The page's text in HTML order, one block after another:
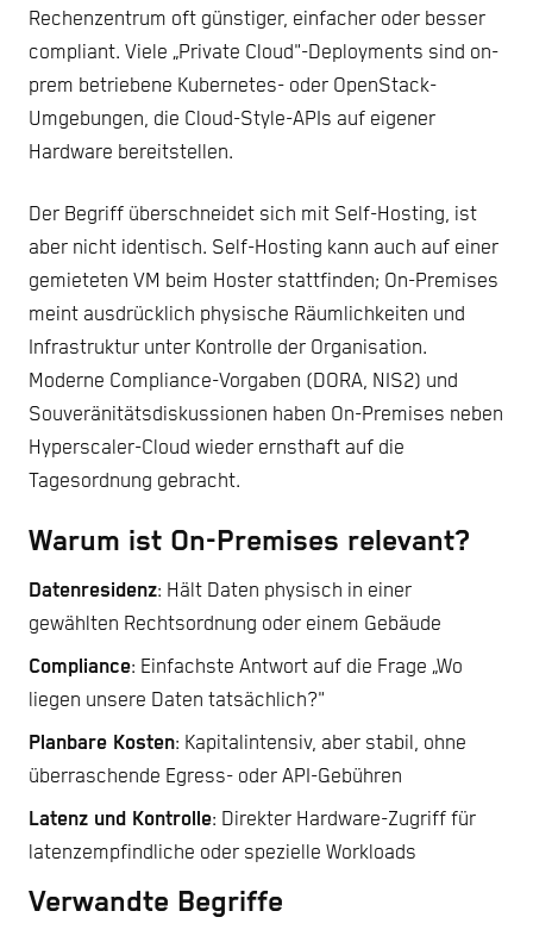
Rechenzentrum oft günstiger, einfacher oder besser
compliant. Viele „Private Cloud"-Deployments sind on-
prem betriebene Kubernetes- oder OpenStack-
Umgebungen, die Cloud-Style-APIs auf eigener
Hardware bereitstellen.
Der Begriff überschneidet sich mit Self-Hosting, ist
aber nicht identisch. Self-Hosting kann auch auf einer
gemieteten VM beim Hoster stattfinden; On-Premises
meint ausdrücklich physische Räumlichkeiten und
Infrastruktur unter Kontrolle der Organisation.
Moderne Compliance-Vorgaben (DORA, NIS2) und
Souveränitätsdiskussionen haben On-Premises neben
Hyperscaler-Cloud wieder ernsthaft auf die
Tagesordnung gebracht.
Warum ist On-Premises relevant?
Datenresidenz: Hält Daten physisch in einer
gewählten Rechtsordnung oder einem Gebäude
Compliance: Einfachste Antwort auf die Frage „Wo
liegen unsere Daten tatsächlich?"
Planbare Kosten: Kapitalintensiv, aber stabil, ohne
überraschende Egress- oder API-Gebühren
Latenz und Kontrolle: Direkter Hardware-Zugriff für
latenzempfindliche oder spezielle Workloads
Verwandte Begriffe